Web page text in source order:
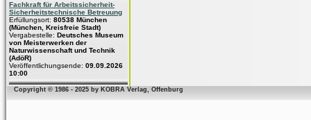
Fachkraft für Arbeitssicherheit-
Sicherheitstechnische Betreuung
Erfüllungsort: 80538 München
(München, Kreisfreie Stadt)
Vergabestelle: Deutsches Museum
von Meisterwerken der
Naturwissenschaft und Technik
(AdöR)
Veröffentlichungsende: 09.09.2026
10:00
Copyright © 1986 - 2025 by KOBRA Verlag, Offenburg